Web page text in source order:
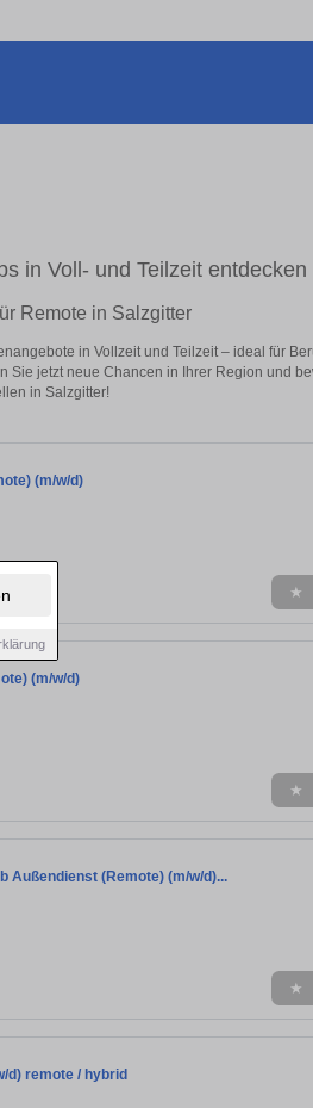
in Voll- und Teilzeit entdecken
Remote in Salzgitter
in Vollzeit und Teilzeit – ideal für
Sie jetzt neue Chancen in Ihrer Region und
in Salzgitter!
(m/w/d)
★
(m/w/d)
★
(Remote) (m/w/d)...
★
d) remote / hybrid